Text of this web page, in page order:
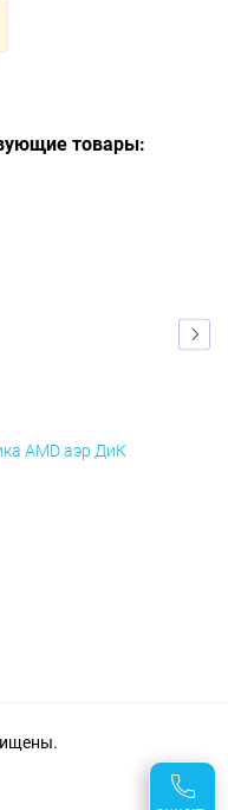
товары:
AMD аэр ДиК